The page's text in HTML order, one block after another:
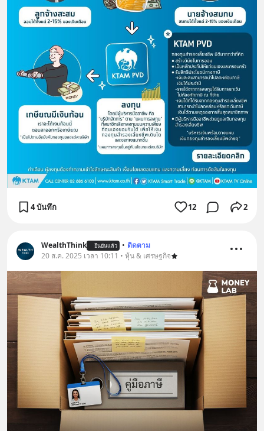
4 บันทึก 12 2
WealthThink ยืนยันแล้ว • ติดตาม
20 ส.ค. 2025 เวลา 10:11 • หุ้น & เศรษฐกิจ